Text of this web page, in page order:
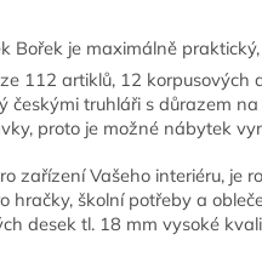
Bořek je maximálně
112 artiklů, 12
českými truhláři s důrazem
proto je možné nábytek
zařízení Vašeho interiéru, je
hračky, školní potřeby a
desek tl. 18 mm vysoké